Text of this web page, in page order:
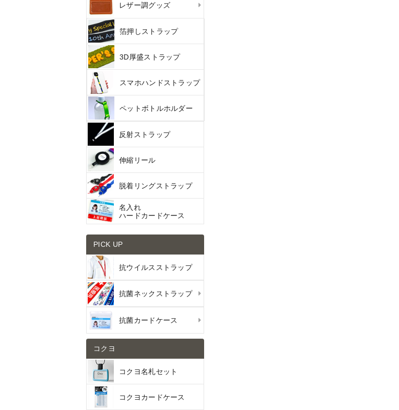
レザー調グッズ
箔押しストラップ
3D厚盛ストラップ
スマホハンドストラップ
ペットボトルホルダー
反射ストラップ
伸縮リール
脱着リングストラップ
名入れ
ハードカードケース
PICK UP
抗ウイルスストラップ
抗菌ネックストラップ
抗菌カードケース
コクヨ
コクヨ名札セット
コクヨカードケース